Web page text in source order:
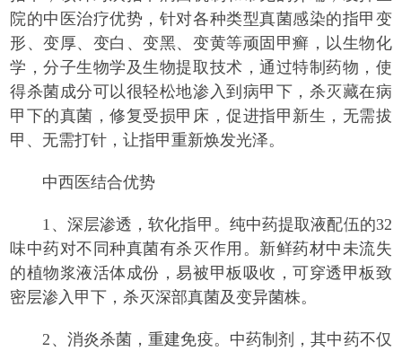
院的中医治疗优势，针对各种类型真菌感染的指甲变
形、变厚、变白、变黑、变黄等顽固甲癣，以生物化
学，分子生物学及生物提取技术，通过特制药物，使
得杀菌成分可以很轻松地渗入到病甲下，杀灭藏在病
甲下的真菌，修复受损甲床，促进指甲新生，无需拔
甲、无需打针，让指甲重新焕发光泽。
中西医结合优势
1、深层渗透，软化指甲。纯中药提取液配伍的32
味中药对不同种真菌有杀灭作用。新鲜药材中未流失
的植物浆液活体成份，易被甲板吸收，可穿透甲板致
密层渗入甲下，杀灭深部真菌及变异菌株。
2、消炎杀菌，重建免疫。中药制剂，其中药不仅